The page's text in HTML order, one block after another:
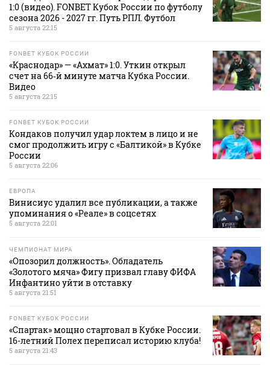
1:0 (видео). FONBET Кубок России по футболу
сезона 2026 - 2027 гг. Путь РПЛ. Футбол
5 августа 22:15
FONBET КУБОК РОССИИ
«Краснодар» — «Ахмат» 1:0. Уткин открыл
счет на 66‑й минуте матча Кубка России.
Видео
5 августа 22:15
FONBET КУБОК РОССИИ
Кондаков получил удар локтем в лицо и не
смог продолжить игру с «Балтикой» в Кубке
России
5 августа 22:06
ЕВРОПА
Винисиус удалил все публикации, а также
упоминания о «Реале» в соцсетях
5 августа 22:01
ЧЕМПИОНАТ МИРА
«Опозорил должность». Обладатель
«Золотого мяча» Фигу призвал главу ФИФА
Инфантино уйти в отставку
5 августа 21:51
FONBET КУБОК РОССИИ
«Спартак» мощно стартовал в Кубке России.
16-летний Полех переписал историю клуба!
5 августа 21:43